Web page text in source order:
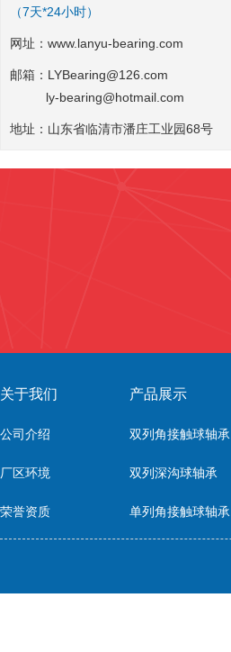
（7天*24小时）
网址： www.lanyu-bearing.com
邮箱：LYBearing@126.com
ly-bearing@hotmail.com
地址：山东省临清市潘庄工业园68号
关于我们
公司介绍
厂区环境
荣誉资质
产品展示
双列角接触球轴承
双列深沟球轴承
单列角接触球轴承